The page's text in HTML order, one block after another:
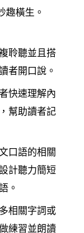
趣橫生。
聆聽並且搭
者開口說。
快速理解內
幫助讀者記
口語的相關
計聽力簡短
。
相關字詞或
練習並朗讀